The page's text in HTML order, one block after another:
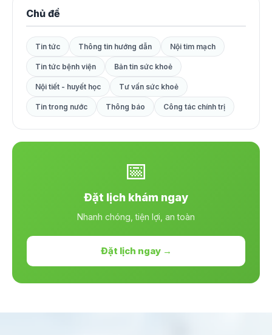
Chủ đề
Tin tức Thông tin hướng dẫn Nội tim mạch
Tin tức bệnh viện Bản tin sức khoẻ
Nội tiết - huyết học Tư vấn sức khoẻ
Tin trong nước Thông báo Công tác chính trị
📅
Đặt lịch khám ngay
Nhanh chóng, tiện lợi, an toàn
Đặt lịch ngay →